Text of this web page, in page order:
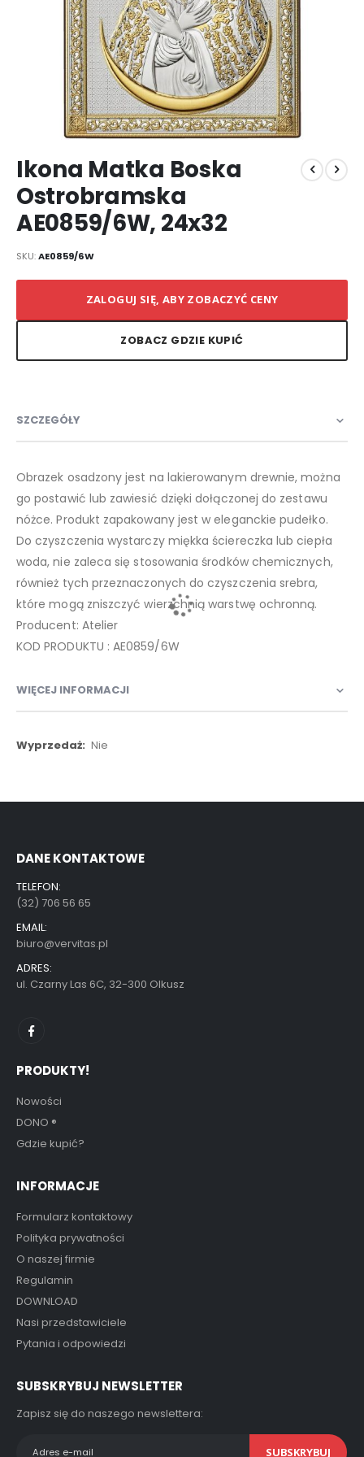
na
początek
galerii
Ikona Matka Boska
Ostrobramska
AE0859/6W, 24x32
SKU AE0859/6W
ZALOGUJ SIĘ, ABY ZOBACZYĆ CENY
ZOBACZ GDZIE KUPIĆ
SZCZEGÓŁY
Obrazek osadzony jest na lakierowanym drewnie, można
go postawić lub zawiesić dzięki dołączonej do zestawu
nóżce. Produkt zapakowany jest w eleganckie pudełko.
Do czyszczenia wystarczy miękka ściereczka lub ciepła
woda, nie zaleca się stosowania środków chemicznych,
również tych przeznaczonych do czyszczenia srebra,
które mogą zniszczyć wierzchnią warstwę ochronną.
Producent: Atelier
KOD PRODUKTU : AE0859/6W
WIĘCEJ INFORMACJI
Więcej
Nie
DANE KONTAKTOWE
TELEFON:
(32) 706 56 65
EMAIL:
biuro@vervitas.pl
ADRES:
ul. Czarny Las 6C, 32-300 Olkusz
PRODUKTY!
Nowości
DONO ®
Gdzie kupić?
INFORMACJE
Formularz kontaktowy
Polityka prywatności
O naszej firmie
Regulamin
DOWNLOAD
Nasi przedstawiciele
Pytania i odpowiedzi
SUBSKRYBUJ NEWSLETTER
Zapisz się do naszego newslettera:
SUBSKRYBUJ